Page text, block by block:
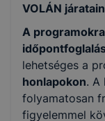
VOLÁN járatain
A
lehetséges a
honlapokon. A
folyamatosan
figyelemmel